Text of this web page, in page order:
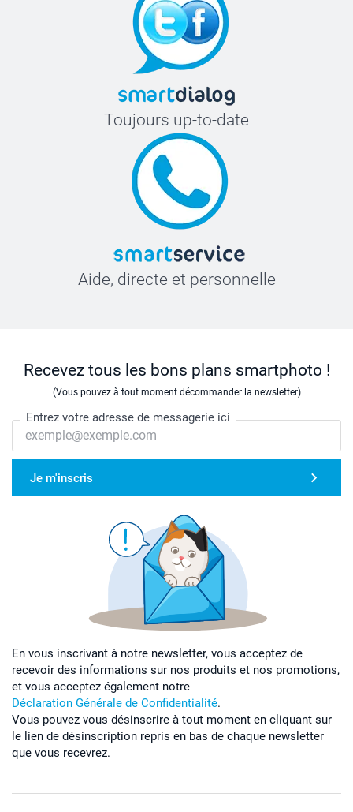
Toujours up-to-date
Aide, directe et personnelle
Recevez tous les bons plans smartphoto !
(Vous pouvez à tout moment décommander la newsletter)
Entrez votre adresse de messagerie ici
Je m'inscris
En vous inscrivant à notre newsletter, vous acceptez de
recevoir des informations sur nos produits et nos promotions,
et vous acceptez également notre
Déclaration Générale de Confidentialité.
Vous pouvez vous désinscrire à tout moment en cliquant sur
le lien de désinscription repris en bas de chaque newsletter
que vous recevrez.